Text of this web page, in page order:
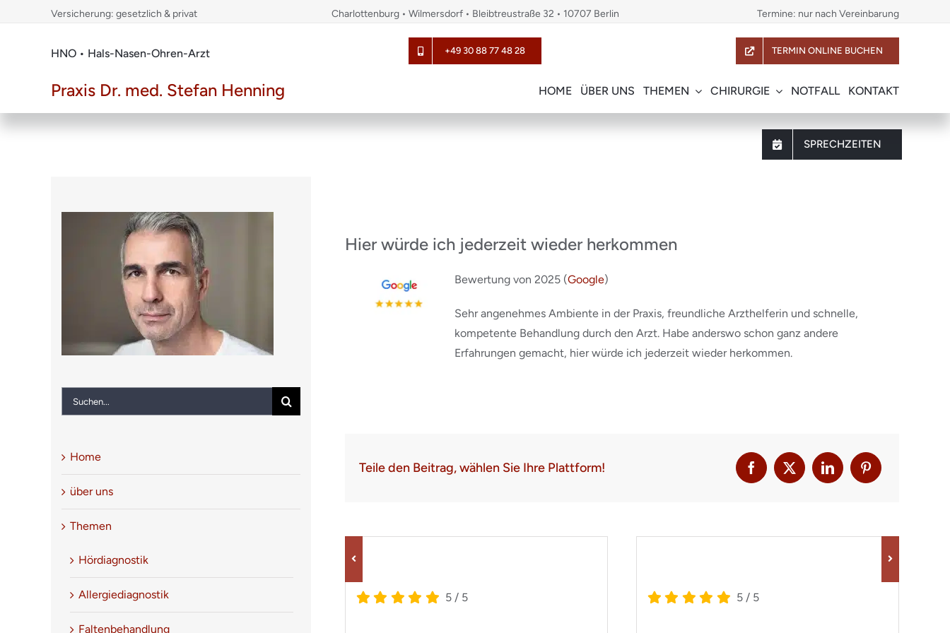
Versicherung: gesetzlich & privat Charlottenburg • Wilmersdorf • Bleibtreustraße 32 • 10707 Berlin Termine: nur nach Vereinbarung
HNO • Hals-Nasen-Ohren-Arzt +49 30 88 77 48 28 TERMIN ONLINE BUCHEN
Praxis Dr. med. Stefan Henning HOME ÜBER UNS THEMEN CHIRURGIE NOTFALL KONTAKT
SPRECHZEITEN
Suche
nach:
Home
über uns
Themen
Hördiagnostik
Allergiediagnostik
Faltenbehandlung
Hier würde ich jederzeit wieder herkommen
Bewertung von 2025 (Google)
Sehr angenehmes Ambiente in der Praxis, freundliche Arzthelferin und schnelle,
kompetente Behandlung durch den Arzt. Habe anderswo schon ganz andere
Erfahrungen gemacht, hier würde ich jederzeit wieder herkommen.
Teile den Beitrag, wählen Sie Ihre Plattform!
5/ 5 / 5 5 / 5